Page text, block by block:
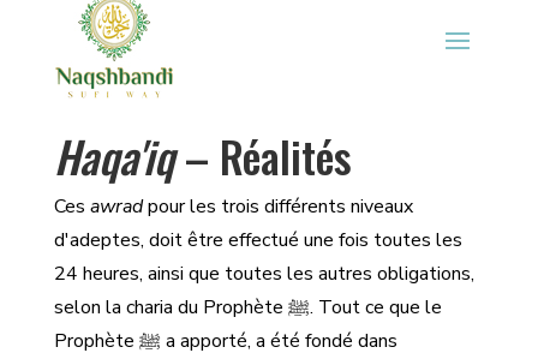
Haqa'iq– Réalités
Ces awradpour les trois différents niveaux
d'adeptes, doit être effectué une fois toutes les
24 heures, ainsi que toutes les autres obligations,
selon la charia du Prophète ﷺ. Tout ce que le
Prophète ﷺ a apporté, a été fondé dans